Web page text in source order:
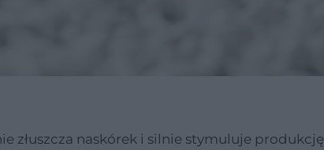
złuszcza naskórek i silnie stymuluje produkcję